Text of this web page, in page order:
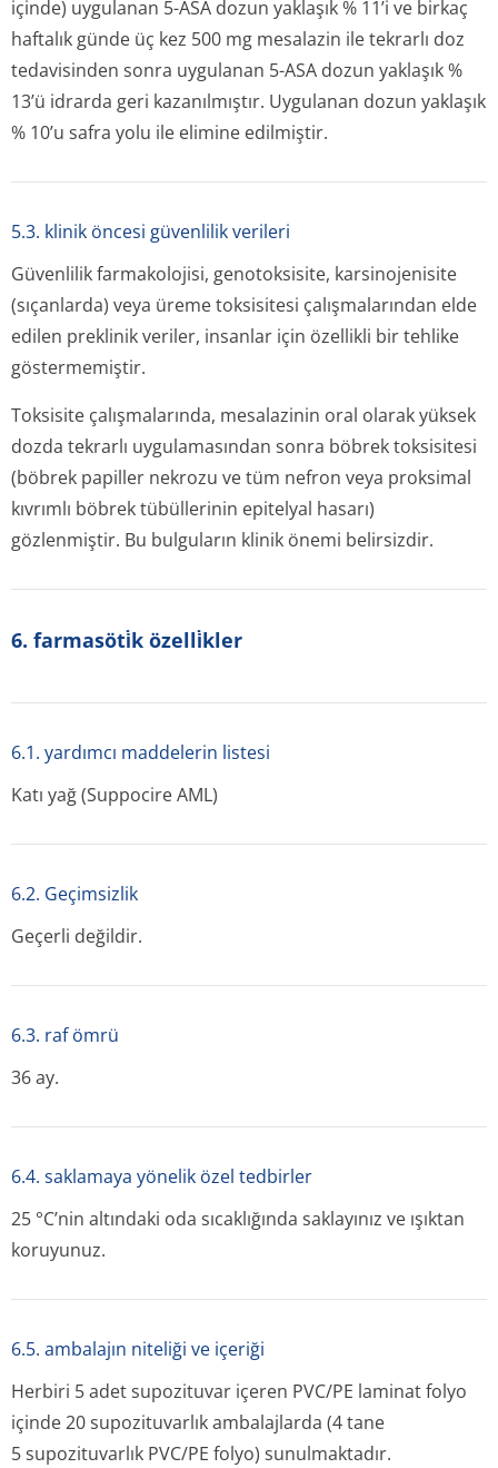
içinde) uygulanan 5-ASA dozun yaklaşık % 11’i ve birkaç
haftalık günde üç kez 500 mg mesalazin ile tekrarlı doz
tedavisinden sonra uygulanan 5-ASA dozun yaklaşık %
13’ü idrarda geri kazanılmıştır. Uygulanan dozun yaklaşık
% 10’u safra yolu ile elimine edilmiştir.
5.3. klinik öncesi güvenlilik verileri
Güvenlilik farmakolojisi, genotoksisite, karsinojenisite
(sıçanlarda) veya üreme toksisitesi çalışmalarından elde
edilen preklinik veriler, insanlar için özellikli bir tehlike
göstermemiştir.
Toksisite çalışmalarında, mesalazinin oral olarak yüksek
dozda tekrarlı uygulamasından sonra böbrek toksisitesi
(böbrek papiller nekrozu ve tüm nefron veya proksimal
kıvrımlı böbrek tübüllerinin epitelyal hasarı)
gözlenmiştir. Bu bulguların klinik önemi belirsizdir.
6. farmasöti̇k özelli̇kler
6.1. yardımcı maddelerin listesi
Katı yağ (Suppocire AML)
6.2. Geçimsizlik
Geçerli değildir.
6.3. raf ömrü
36 ay.
6.4. saklamaya yönelik özel tedbirler
25 °C’nin altındaki oda sıcaklığında saklayınız ve ışıktan
koruyunuz.
6.5. ambalajın niteliği ve içeriği
Herbiri 5 adet supozituvar içeren PVC/PE laminat folyo
içinde 20 supozituvarlık ambalajlarda (4 tane
5 supozituvarlık PVC/PE folyo) sunulmaktadır.